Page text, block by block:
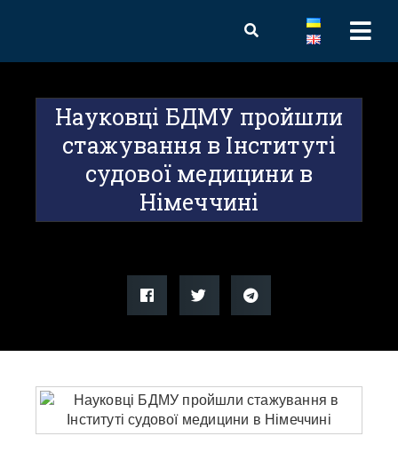
Науковці БДМУ пройшли
стажування в Інституті
судової медицини в
Німеччині